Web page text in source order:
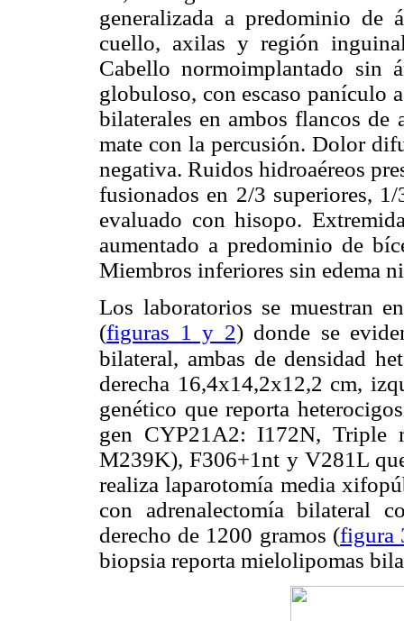
generalizada a predominio de
cuello, axilas y región
Cabello normoimplantado sin
globuloso, con escaso panículo
bilaterales en ambos flancos de
mate con la percusión. Dolor
negativa. Ruidos hidroaéreos
fusionados en 2/3 superiores,
evaluado con hisopo.
aumentado a predominio de
Miembros inferiores sin edema
Los laboratorios se muestran
(figuras 1 y 2) donde se
bilateral, ambas de densidad
derecha 16,4x14,2x12,2 cm,
genético que reporta
gen CYP21A2: I172N,
M239K), F306+1nt y V281L
realiza laparotomía media
con adrenalectomía bilateral
derecho de 1200 gramos (figura
biopsia reporta mielolipomas